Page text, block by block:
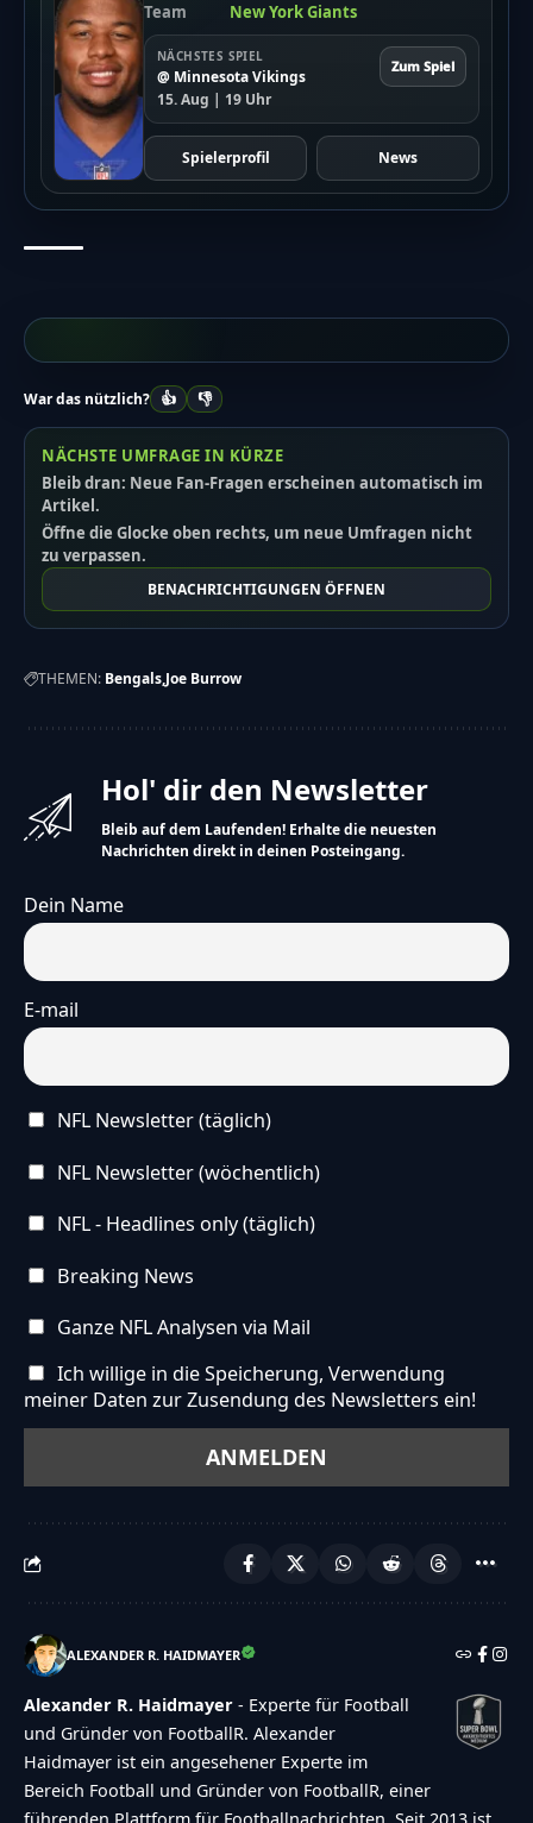
Team
New York Giants
NÄCHSTES SPIEL
@ Minnesota Vikings
15. Aug | 19 Uhr
Zum Spiel
Spielerprofil News
War das nützlich? 👍 👎
NÄCHSTE UMFRAGE IN KÜRZE
Bleib dran: Neue Fan-Fragen erscheinen automatisch im
Artikel.
Öffne die Glocke oben rechts, um neue Umfragen nicht
zu verpassen.
BENACHRICHTIGUNGEN ÖFFNEN
THEMEN: Bengals Joe Burrow
Hol' dir den Newsletter
Bleib auf dem Laufenden! Erhalte die neuesten
Nachrichten direkt in deinen Posteingang.
Dein Name
E-mail
NFL Newsletter (täglich)
NFL Newsletter (wöchentlich)
NFL - Headlines only (täglich)
Breaking News
Ganze NFL Analysen via Mail
Ich willige in die Speicherung, Verwendung
meiner Daten zur Zusendung des Newsletters ein!
ALEXANDER R. HAIDMAYER
Alexander R. Haidmayer - Experte für Football
und Gründer von FootballR. Alexander
Haidmayer ist ein angesehener Experte im
Bereich Football und Gründer von FootballR, einer